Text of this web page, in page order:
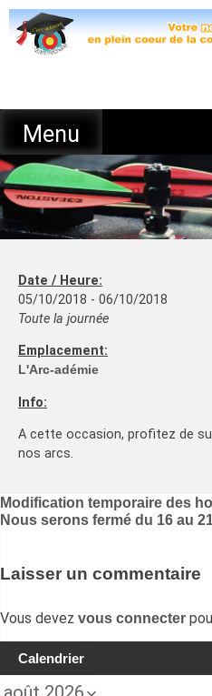
Skip
to
content
Menu
Date / Heure:
05/10/2018 - 06/10/2018
Toute la journée
Emplacement:
L'Arc-adémie
Info:
A cette occasion, profitez de
nos arcs.
Navigation
de
Modification temporaire des
Nous serons fermé du 16 au
Laisser un commentaire
Vous devez vous connecter
Calendrier